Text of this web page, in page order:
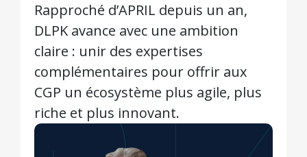
Rapproché d’APRIL depuis un an,
DLPK avance avec une ambition
claire : unir des expertises
complémentaires pour offrir aux
CGP un écosystème plus agile, plus
riche et plus innovant.